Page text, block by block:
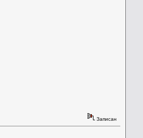
Записан